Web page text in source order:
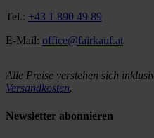
Tel.: +43 1 890 49 89
E-Mail: office@fairkauf.at
Alle Preise verstehen sich
Versandkosten.
Newsletter abonnieren